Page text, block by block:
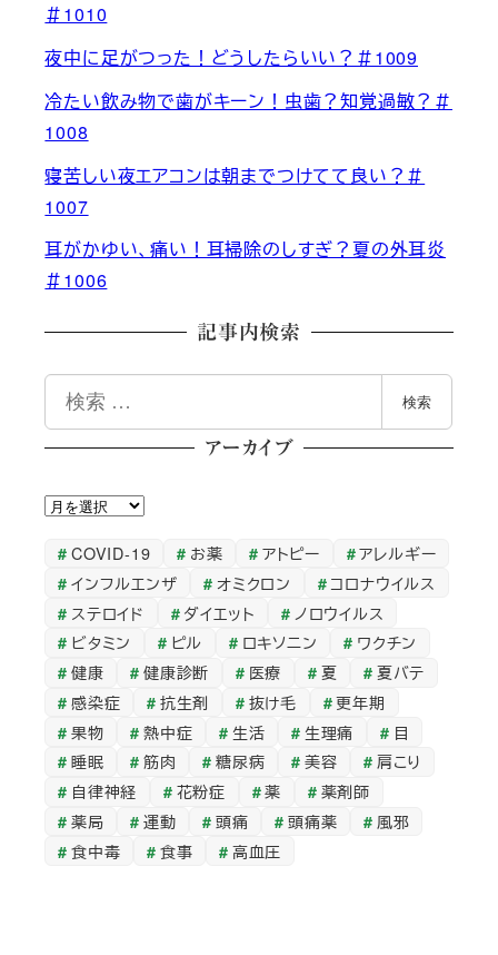
＃1010
夜中に足がつった！どうしたらいい？＃1009
冷たい飲み物で歯がキーン！虫歯？知覚過敏？＃
1008
寝苦しい夜エアコンは朝までつけてて良い？＃
1007
耳がかゆい、痛い！耳掃除のしすぎ？夏の外耳炎
＃1006
記事内検索
索
検索
アーカイブ
ア
カ
イ
ブ
COVID-19 お薬 アトピー
アレルギー
インフルエンザ
オミクロン
コロナウイルス
ステロイド
ダイエット
ノロウイルス
ビタミン
ピル ロキソニン
ワクチン
健康
健康診断 医療 夏
夏バテ
感染症
抗生剤 抜け毛
更年期
果物
熱中症 生活 生理痛
目
睡眠
筋肉 糖尿病 美容
肩こり
自律神経
花粉症 薬
薬剤師
薬局
運動 頭痛 頭痛薬
風邪
食中毒
食事 高血圧